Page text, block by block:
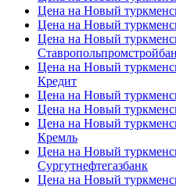
Цена на Новый
Цена на Новый
Цена на Новый
Цена на Новый
Кредит
Цена на Новый
Цена на Новый
Цена на Новый
Кремль
Цена на Новый
Сургутнефтегазбанк
Цена на Новый